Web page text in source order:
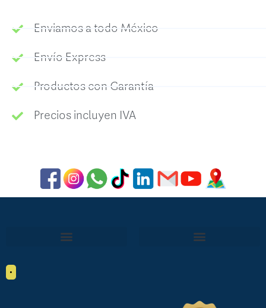
Enviamos a todo México
Envío Express
Productos con Garantía
Precios incluyen IVA
•